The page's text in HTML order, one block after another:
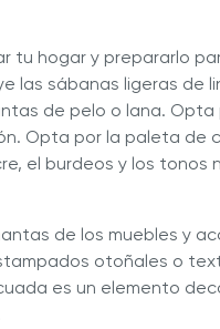
tu hogar y prepararlo
las sábanas ligeras de
de pelo o lana.
Opta por la paleta de
el burdeos y los tonos
de los muebles y
otoñales o
es un elemento